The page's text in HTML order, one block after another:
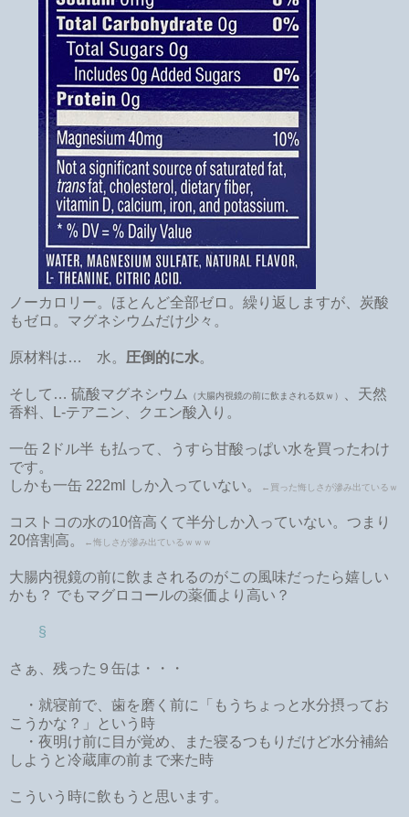
ノーカロリー。ほとんど全部ゼロ。繰り返しますが、炭酸
もゼロ。マグネシウムだけ少々。
原材料は… 水。 圧倒的に水。
そして… 硫酸マグネシウム （大腸内視鏡の前に飲まされる奴ｗ）
、天然
香料、L-テアニン、クエン酸入り。
一缶 2ドル半 も払って、うすら甘酸っぱい水を買ったわけ
です。
しかも一缶 222ml しか入っていない。
←買った悔しさが滲み出ているｗ
コストコの水の10倍高くて半分しか入っていない。つまり
20倍割高。
←悔しさが滲み出ているｗｗｗ
大腸内視鏡の前に飲まされるのがこの風味だったら嬉しい
かも？ でもマグロコールの薬価より高い？
§
さぁ、残った９缶は・・・
・就寝前で、歯を磨く前に「もうちょっと水分摂ってお
こうかな？」という時
・夜明け前に目が覚め、また寝るつもりだけど水分補給
しようと冷蔵庫の前まで来た時
こういう時に飲もうと思います。